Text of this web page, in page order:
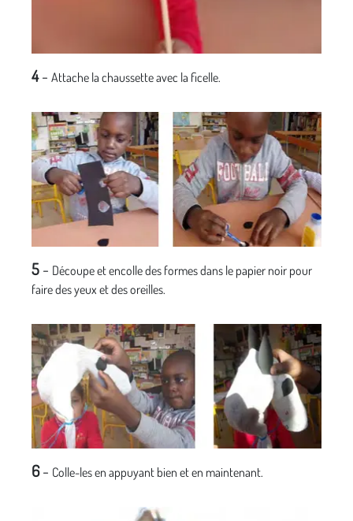
4- Attache la chaussette avec la ficelle.
5- Découpe et encolle des formes dans le papier noir pour
faire des yeux et des oreilles.
6- Colle-les en appuyant bien et en maintenant.